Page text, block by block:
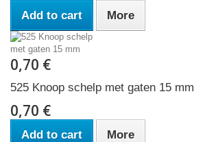
Add to cart More
0,70 €
525 Knoop schelp met gaten 15 mm
0,70 €
Add to cart More